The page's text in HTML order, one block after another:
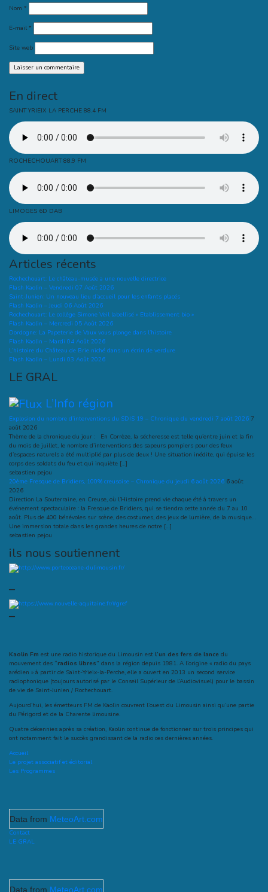
Nom *
E-mail *
Site web
En direct
SAINT YRIEIX LA PERCHE 88.4 FM
ROCHECHOUART 88.9 FM
LIMOGES 6D DAB
Articles récents
Rochechouart: Le château-musée a une nouvelle directrice
Flash Kaolin – Vendredi 07 Août 2026
Saint-Junien: Un nouveau lieu d’accueil pour les enfants placés
Flash Kaolin – Jeudi 06 Août 2026
Rochechouart: Le collège Simone Veil labellisé « Etablissement bio »
Flash Kaolin – Mercredi 05 Août 2026
Dordogne: La Papeterie de Vaux vous plonge dans l’histoire
Flash Kaolin – Mardi 04 Août 2026
L’histoire du Château de Brie niché dans un écrin de verdure
Flash Kaolin – Lundi 03 Août 2026
LE GRAL
L’Info région
Explosion du nombre d’interventions du SDIS 19 – Chronique du vendredi 7 août 2026 7
août 2026
Thème de la chronique du jour : En Corrèze, la sécheresse est telle qu’entre juin et la fin
du mois de juillet, le nombre d’interventions des sapeurs pompiers pour des feux
d’espaces naturels a été multiplié par plus de deux ! Une situation inédite, qui épuise les
corps des soldats du feu et qui inquiète […]
sebastien pejou
20ème Fresque de Bridiers, 100% creusoise – Chronique du jeudi 6 août 2026 6 août
2026
Direction La Souterraine, en Creuse, où l’Histoire prend vie chaque été à travers un
événement spectaculaire : la Fresque de Bridiers, qui se tiendra cette année du 7 au 10
août. Plus de 400 bénévoles sur scène, des costumes, des jeux de lumière, de la musique…
Une immersion totale dans les grandes heures de notre […]
sebastien pejou
ils nous soutiennent
–
–
Kaolin Fm est une radio historique du Limousin est l’un des fers de lance du
mouvement des “radios libres” dans la région depuis 1981. A l’origine « radio du pays
arédien » à partir de Saint-Yrieix-la-Perche, elle a ouvert en 2013 un second service
radiophonique (toujours autorisé par le Conseil Supérieur de l’Audiovisuel) pour le bassin
de vie de Saint-Junien / Rochechouart.
Aujourd’hui, les émetteurs FM de Kaolin couvrent l’ouest du Limousin ainsi qu’une partie
du Périgord et de la Charente limousine.
Quatre décennies après sa création, Kaolin continue de fonctionner sur trois principes qui
ont notamment fait le succès grandissant de la radio ces dernières années.
Accueil
Le projet associatif et éditorial
Les Programmes
Data from MeteoArt.com
Contact
LE GRAL
Data from MeteoArt.com